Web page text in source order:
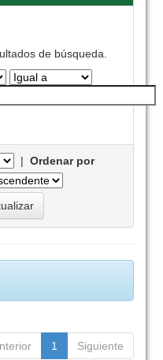
de búsqueda.
|Ordenar por
1 Siguiente